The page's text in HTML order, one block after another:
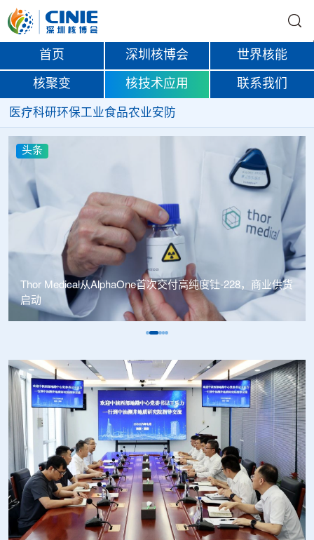
首页 深圳核博会 世界核能
核聚变 核技术应用 联系我们
医疗科研环保工业食品农业安防
钍-228，商业供货
中广核达胜携手浙江嘉广束 打造国内首套全自主电子束固
化卷钢涂装产业链